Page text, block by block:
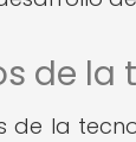
de
de la